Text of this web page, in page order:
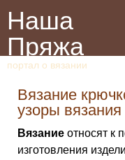
Наша
Пряжа
портал о вязании
Вязание
узоры вязания
Вязание относят к
изготовления